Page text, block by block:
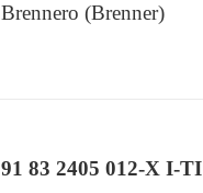
Brennero (Brenner)
91 83 2405 012-X I-TI